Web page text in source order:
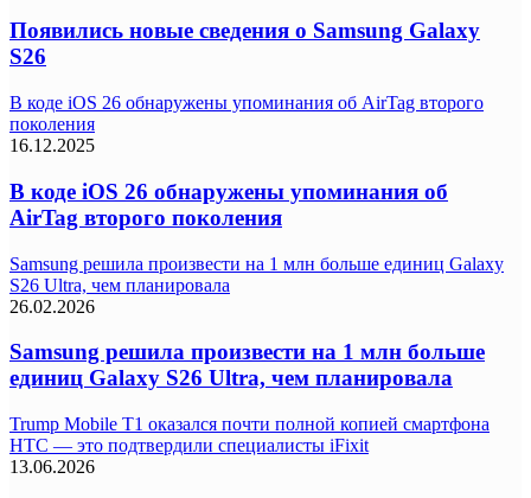
Появились новые сведения о Samsung Galaxy
S26
В коде iOS 26 обнаружены упоминания об AirTag второго
поколения
16.12.2025
В коде iOS 26 обнаружены упоминания об
AirTag второго поколения
Samsung решила произвести на 1 млн больше единиц Galaxy
S26 Ultra, чем планировала
26.02.2026
Samsung решила произвести на 1 млн больше
единиц Galaxy S26 Ultra, чем планировала
Trump Mobile T1 оказался почти полной копией смартфона
HTC — это подтвердили специалисты iFixit
13.06.2026